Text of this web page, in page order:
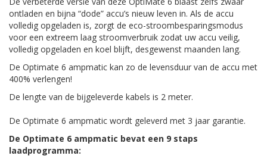
ontladen en bijna “dode” accu’s nieuw leven in. Als de accu
volledig opgeladen is, zorgt de eco-stroombesparingsmodus
voor een extreem laag stroomverbruik zodat uw accu veilig,
volledig opgeladen en koel blijft, desgewenst maanden lang.
De Optimate 6 ampmatic kan zo de levensduur van de accu met
400% verlengen!
De lengte van de bijgeleverde kabels is 2 meter.
De Optimate 6 ampmatic wordt geleverd met 3 jaar garantie.
De Optimate 6 ampmatic bevat een 9 staps
laadprogramma: